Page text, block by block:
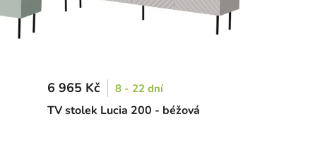
TV stolek Lucia 200 - béžová
6 965 Kč 8 - 22 dní